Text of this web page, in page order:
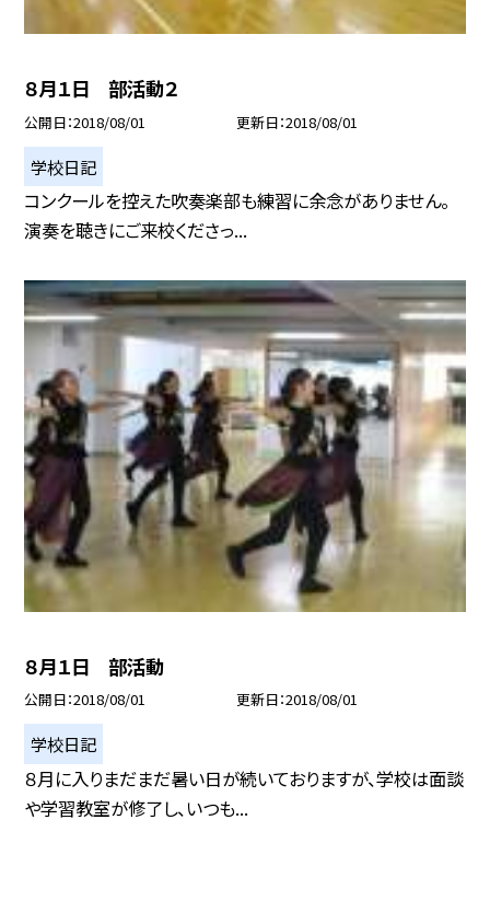
８月１日 部活動２
公開日 2018/08/01 更新日 2018/08/01
学校日記
コンクールを控えた吹奏楽部も練習に余念がありません。
演奏を聴きにご来校くださっ...
８月１日 部活動
公開日 2018/08/01 更新日 2018/08/01
学校日記
８月に入りまだまだ暑い日が続いておりますが、学校は面談
や学習教室が修了し、いつも...